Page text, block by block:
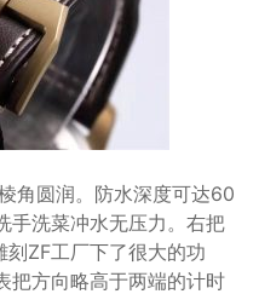
角圆润。防水深度可达60
手洗菜冲水无压力。右把
刻ZF工厂下了很大的功
把方向略高于两端的计时